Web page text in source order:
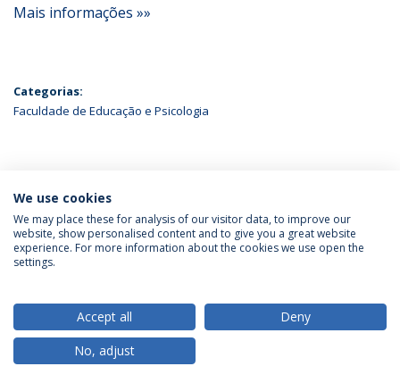
Mais informações »»
Categorias:
Faculdade de Educação e Psicologia
ÚLTIMAS NOTÍCIAS
Política de Privacidade
Termos & Condições
© 2026 Universidade Católica Portuguesa
We use cookies
We may place these for analysis of our visitor data, to improve our
website, show personalised content and to give you a great website
experience. For more information about the cookies we use open the
settings.
Accept all
Deny
No, adjust